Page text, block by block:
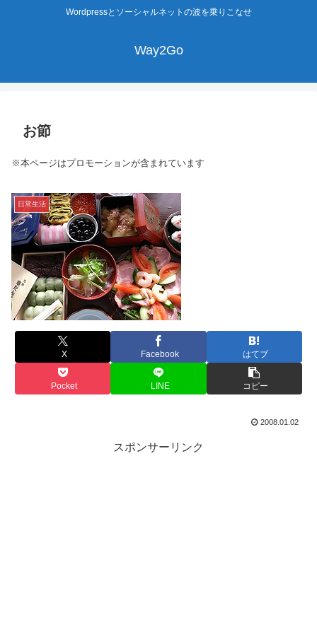
Wordpressとソーシャルネットの波を乗りこなせ
Way2Go
お節
※本ページはプロモーションが含まれています
日常生活
X Facebook はてブ
Pocket LINE コピー
2008.01.02
スポンサーリンク